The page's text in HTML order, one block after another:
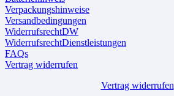
Verpackungshinweise
Versandbedingungen
WiderrufsrechtDW
WiderrufsrechtDienstleistungen
FAQs
Vertrag widerrufen
Vertrag widerrufen